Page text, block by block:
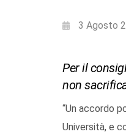
3 Agosto
Per il
non
“Un accordo
Università, e